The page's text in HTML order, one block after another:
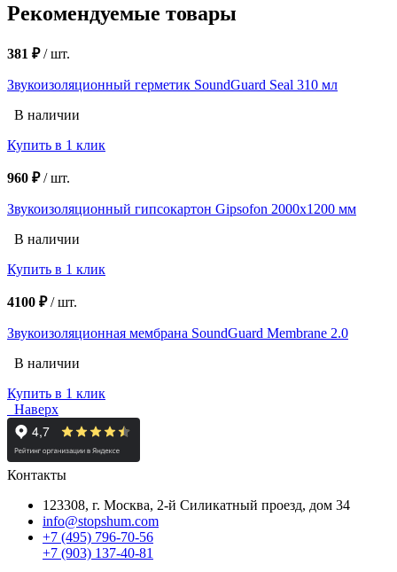
Рекомендуемые товары
381 ₽/шт.
Звукоизоляционный герметик SoundGuard Seal 310 мл
В наличии
Купить в 1 клик
960 ₽/шт.
Звукоизоляционный гипсокартон Gipsofon 2000х1200 мм
В наличии
Купить в 1 клик
4100 ₽/шт.
Звукоизоляционная мембрана SoundGuard Membrane 2.0
В наличии
Купить в 1 клик
Наверх
Контакты
123308, г. Москва, 2-й Силикатный проезд, дом 34
info@stopshum.com
+7 (495) 796-70-56
+7 (903) 137-40-81